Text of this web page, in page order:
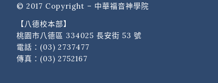
© 2017 Copyright – 中華福音神學院
【八德校本部】
桃園市八德區 334025 長安街 53 號
電話： (03) 2737477
傳真：(03) 2752167